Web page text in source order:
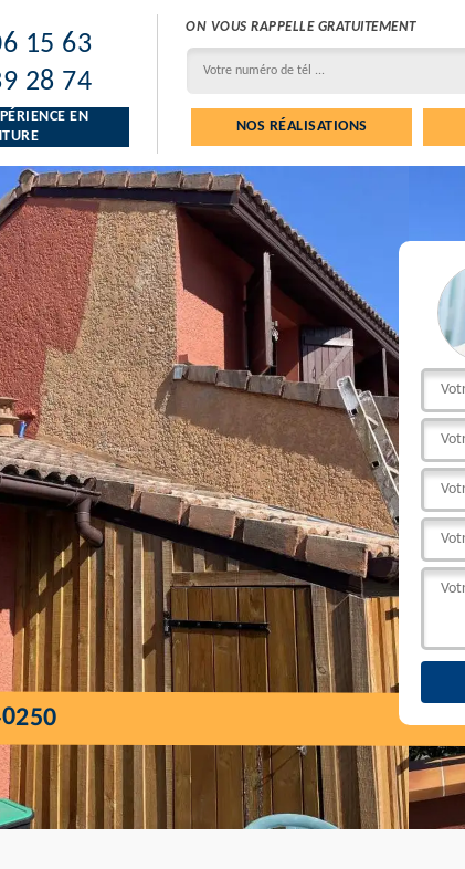
15 63
28 74
EN
ON VOUS RAPPELLE GRATUITEMENT
NOS RÉALISATIONS